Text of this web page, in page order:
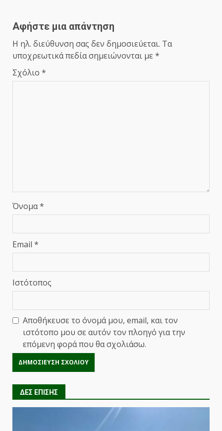
Αφήστε μια απάντηση
Η ηλ. διεύθυνση σας δεν δημοσιεύεται. Τα
υποχρεωτικά πεδία σημειώνονται με *
Σχόλιο *
Όνομα*
Email *
Ιστότοπος
Αποθήκευσε το όνομά μου, email, και τον
ιστότοπο μου σε αυτόν τον πλοηγό για την
επόμενη φορά που θα σχολιάσω.
ΔΕΣ ΕΠΙΣΗΣ